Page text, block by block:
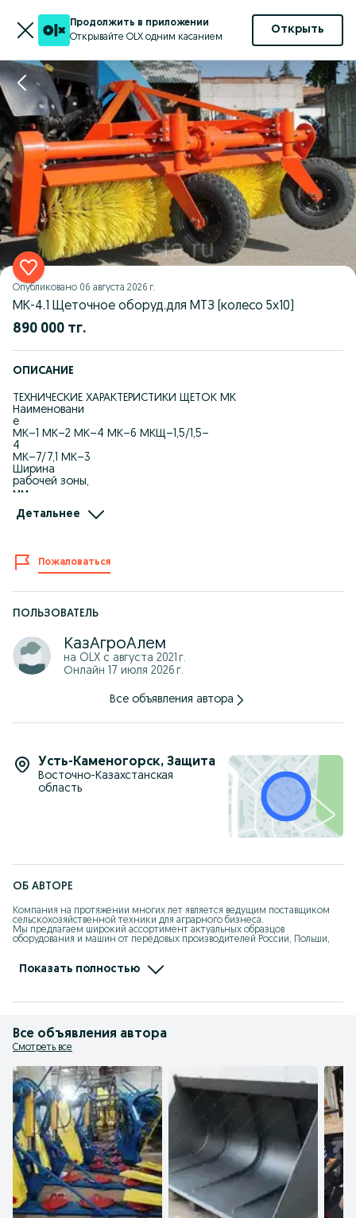
Продолжить в приложении
Открывайте OLX одним касанием
Открыть
Опубликовано 06 августа 2026 г.
МК-4.1 Щеточное оборуд.для МТЗ (колесо 5х10)
890 000 тг.
ОПИСАНИЕ
ТЕХНИЧЕСКИЕ ХАРАКТЕРИСТИКИ ЩЁТОК МК
Наименовани
е
МК–1 МК–2 МК–4 МК–6 МКЩ–1,5/1,5–
4
МК–7/7,1 МК–3
Ширина
рабочей зоны,
мм
Частота
26********* 260*********260
Рабочая
скорость,
км/час.
Максимальна
убираемого
снега, мм.
50********* 500*********500
Масса, кг. *********** 330*********450
МТЗ–80/82 МТЗ–80/82 МТЗ–80/82 ЛТЗ; Т–40 МТЗ–320;
ВТЗ; TS–254;
Deutz Fahr
МТЗ–80/82
Детальнее
Пожаловаться
ПОЛЬЗОВАТЕЛЬ
КазАгроАлем
на OLX с августа 2021 г.
Онлайн 17 июля 2026 г.
Все объявления автора
Усть-Каменогорск, Защита
Восточно-Казахстанская
область
ОБ АВТОРЕ
Компания на протяжении многих лет является ведущим поставщиком
сельскохозяйственной техники для аграрного бизнеса.
Мы предлагаем широкий ассортимент актуальных образцов
оборудования и машин от передовых производителей России, Польши,
качества, безопасностью и практичностью, а также сертификацией
соответствия всех товарных позиций.
Показать полностью
Все объявления автора
Смотреть все